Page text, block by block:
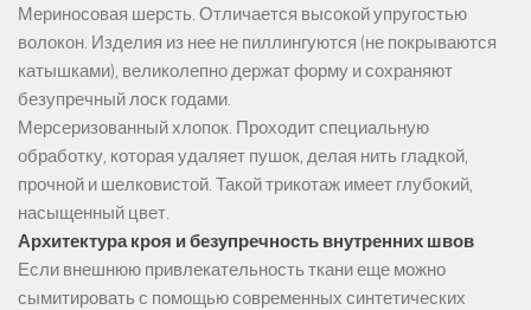
Мериносовая шерсть. Отличается высокой упругостью
волокон. Изделия из нее не пиллингуются (не покрываются
катышками), великолепно держат форму и сохраняют
безупречный лоск годами.
Мерсеризованный хлопок. Проходит специальную
обработку, которая удаляет пушок, делая нить гладкой,
прочной и шелковистой. Такой трикотаж имеет глубокий,
насыщенный цвет.
Архитектура кроя и безупречность внутренних швов
Если внешнюю привлекательность ткани еще можно
сымитировать с помощью современных синтетических